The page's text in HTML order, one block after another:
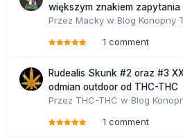
większym znakiem zapytania
Przez Macky w Blog Konopny
1 comment
Rudealis Skunk #2 oraz #3
odmian outdoor od THC-THC
Przez THC-THC w Blog
1 comment